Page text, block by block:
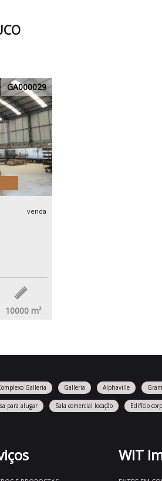
GA000029
venda
10000 m²
Galleria Galleria Alphaville
para alugar Sala comercial locação Edifício
WIT